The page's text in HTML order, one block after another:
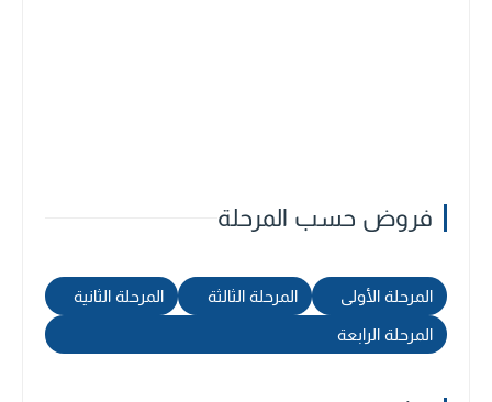
فروض حسب المرحلة
المرحلة الأولى المرحلة الثالثة المرحلة الثانية
المرحلة الرابعة